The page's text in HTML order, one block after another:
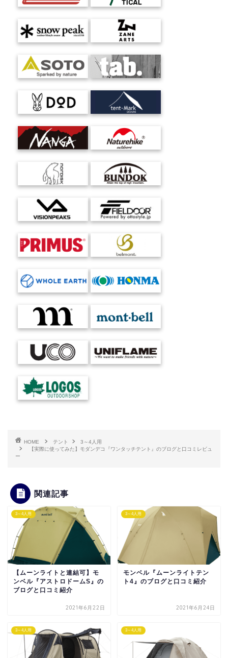
HOME テント
3～4人用
【実際に使ってみた】モダンデコ『ワンタッチテント』のブログと口コミレビュ
ー
関連記事
3～4人用
【ムーンライトと連結可】モ
ンベル『アストロドームS』の
ブログと口コミ紹介
2021年6月22日
3～4人用
モンベル『ムーンライトテン
ト4』のブログと口コミ紹介
2021年6月24日
3～4人用 3～4人用